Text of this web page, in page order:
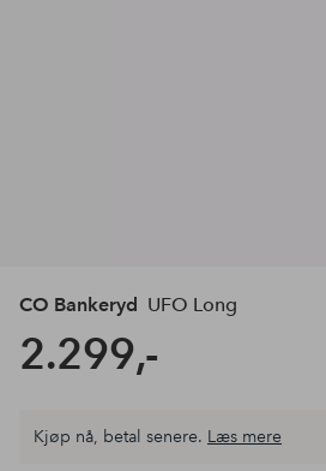
CO Bankeryd UFO Long
2.299,-
Læg i
Kjøp nå, betal senere. Læs mere